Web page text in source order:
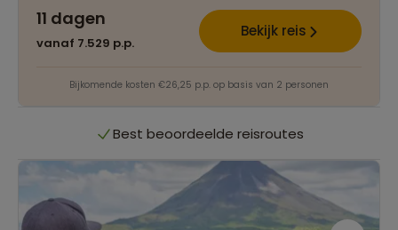
11 dagen
vanaf 7.529 p.p.
Bekijk reis
Bijkomende kosten €26,25 p.p. op basis van 2 personen
Het grootste reisaanbod
Persoonlijk én deskundig reisadvies
Best beoordeelde reisroutes
Het grootste reisaanbod